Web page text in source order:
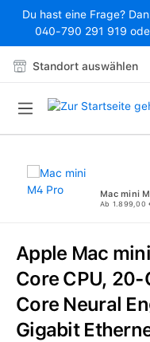
Zum Hauptinhalt springen
Du hast eine Frage?
040-790 291 919
Standort auswählen
Mac mini
Ab 1.899,00
Apple Mac
Core CPU, 20-
Core Neural
Gigabit